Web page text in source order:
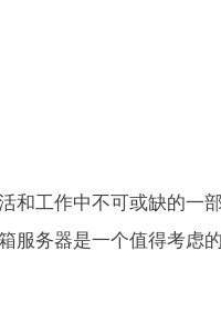
和工作中不可或缺的一
服务器是一个值得考虑